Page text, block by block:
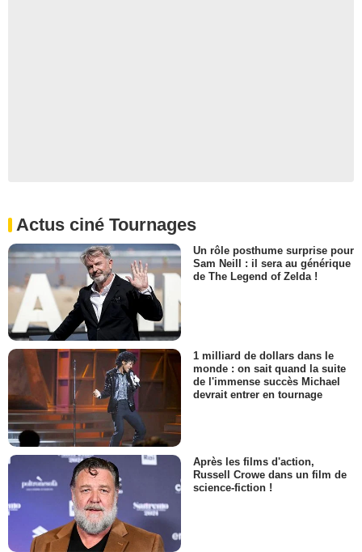
Actus ciné Tournages
Un rôle posthume surprise pour
Sam Neill : il sera au générique
de The Legend of Zelda !
1 milliard de dollars dans le
monde : on sait quand la suite
de l'immense succès Michael
devrait entrer en tournage
Après les films d'action,
Russell Crowe dans un film de
science-fiction !